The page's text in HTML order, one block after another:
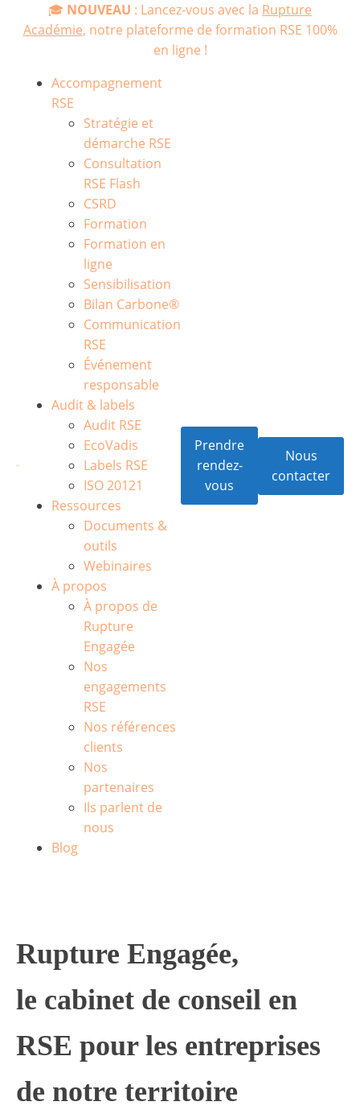
🎓 NOUVEAU : Lancez-vous avec la Rupture
Académie, notre plateforme de formation RSE 100%
en ligne !
Accompagnement
RSE
Stratégie et
démarche RSE
Consultation
RSE Flash
CSRD
Formation
Formation en
ligne
Sensibilisation
Bilan Carbone®
Communication
RSE
Événement
responsable
Audit & labels
Audit RSE
EcoVadis
Labels RSE
ISO 20121
Ressources
Documents &
outils
Webinaires
À propos
À propos de
Rupture
Engagée
Nos
engagements
RSE
Nos références
clients
Nos
partenaires
Ils parlent de
nous
Blog
Prendre
rendez-
vous
Nous
contacter
Rupture Engagée,
le cabinet de conseil en
RSE pour les entreprises
de notre territoire